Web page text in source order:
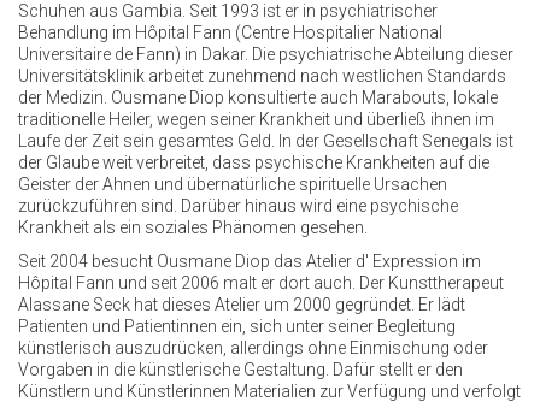
Schuhen aus Gambia. Seit 1993 ist er in psychiatrischer
Behandlung im Hôpital Fann (Centre Hospitalier National
Universitaire de Fann) in Dakar. Die psychiatrische Abteilung dieser
Universitätsklinik arbeitet zunehmend nach westlichen Standards
der Medizin. Ousmane Diop konsultierte auch Marabouts, lokale
traditionelle Heiler, wegen seiner Krankheit und überließ ihnen im
Laufe der Zeit sein gesamtes Geld. In der Gesellschaft Senegals ist
der Glaube weit verbreitet, dass psychische Krankheiten auf die
Geister der Ahnen und übernatürliche spirituelle Ursachen
zurückzuführen sind. Darüber hinaus wird eine psychische
Krankheit als ein soziales Phänomen gesehen.
Seit 2004 besucht Ousmane Diop das Atelier d' Expression im
Hôpital Fann und seit 2006 malt er dort auch. Der Kunsttherapeut
Alassane Seck hat dieses Atelier um 2000 gegründet. Er lädt
Patienten und Patientinnen ein, sich unter seiner Begleitung
künstlerisch auszudrücken, allerdings ohne Einmischung oder
Vorgaben in die künstlerische Gestaltung. Dafür stellt er den
Künstlern und Künstlerinnen Materialien zur Verfügung und verfolgt